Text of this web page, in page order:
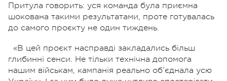
Притула говорить: уся команда була приємна
шокована такими результатами, проте готувалась
до самого проєкту не один тиждень.
«В цей проєкт насправді закладались більш
глибинні сенси. Не тільки технічна допомога
нашим військам, кампанія реально об’єднала усю